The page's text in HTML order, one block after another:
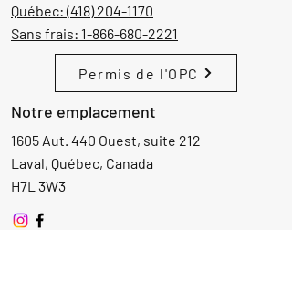
Québec: (418) 204-1170
Sans frais: 1-866-680-2221
Permis de l'OPC
Notre emplacement
1605 Aut. 440 Ouest, suite 212
Laval, Québec, Canada
H7L 3W3